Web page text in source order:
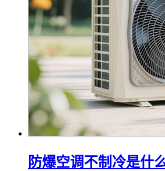
防爆空调不制冷是什